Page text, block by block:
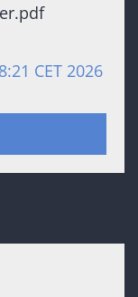
CET 2026